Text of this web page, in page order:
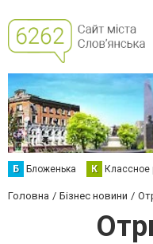
Б Бложенька К Классное
Головна Бізнес новини